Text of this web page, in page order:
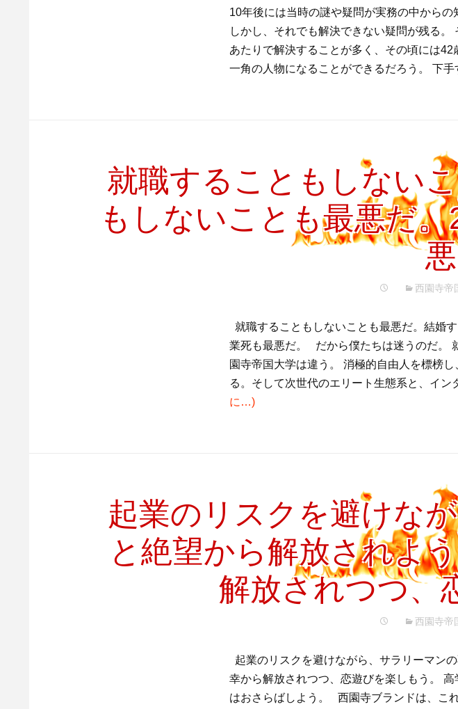
10年後には当時の謎や疑問が実務の中からの
しかし、それでも解決できない疑問が残る
あたりで解決することが多く、その頃には
一角の人物になることができるだろう。 下手
就職することもしない
もしないことも最悪だ
西園寺帝
就職することもしないことも最悪だ。結婚
業死も最悪だ。 だから僕たちは迷うのだ。
園寺帝国大学は違う。 消極的自由人を標榜
る。そして次世代のエリート生態系と、イ
に…)
起業のリスクを避けな
と絶望から解放されよ
解放されつつ、
西園寺帝
起業のリスクを避けながら、サラリーマン
幸から解放されつつ、恋遊びを楽しもう。
はおさらばしよう。 西園寺ブランドは、こ